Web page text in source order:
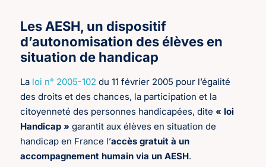
Les AESH, un dispositif
d’autonomisation des élèves en
situation de handicap
La loi n° 2005-102 du 11 février 2005 pour l’égalité
des droits et des chances, la participation et la
citoyenneté des personnes handicapées, dite« loi
Handicap » garantit aux élèves en situation de
handicap en France l’accès gratuit à un
accompagnement humain via un AESH.